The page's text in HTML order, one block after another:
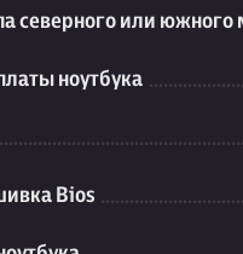
северного или южного
ноутбука
Bios